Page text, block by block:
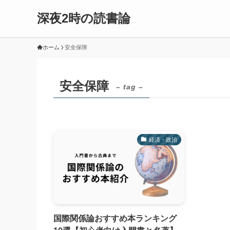
深夜2時の読書論
ホーム 安全保障
安全保障 – tag –
経済・政治
国際関係論おすすめ本ランキング